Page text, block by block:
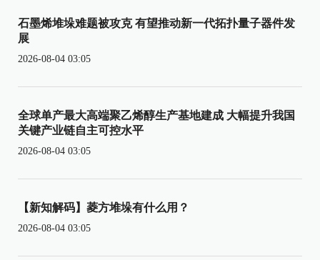
石墨烯堆垛难题被攻克 有望推动新一代拓扑量子器件发
展
2026-08-04 03:05
全球单产最大高端聚乙烯醇生产基地建成 大幅提升我国
关键产业链自主可控水平
2026-08-04 03:05
【新知解码】菱方堆垛有什么用？
2026-08-04 03:05